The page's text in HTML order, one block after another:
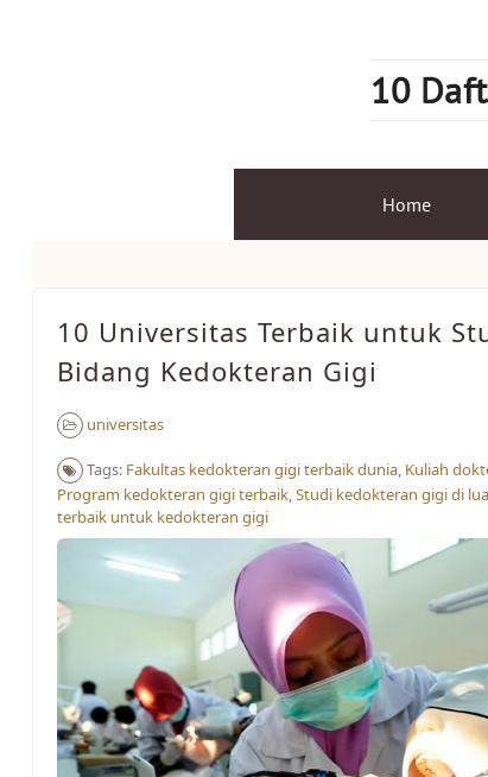
10
Home
10 Universitas Terbaik untuk
Bidang Kedokteran Gigi
universitas
Tags: Fakultas kedokteran gigi terbaik dunia, Kuliah
Program kedokteran gigi terbaik,Studi kedokteran gigi di
terbaik untuk kedokteran gigi